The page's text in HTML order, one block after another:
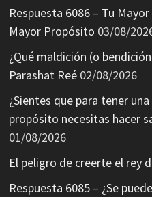
Respuesta 6086 – Tu
Mayor Propósito 03/08/
¿Qué maldición (o
Parashat Reé 02/08/2026
¿Sientes que para tener
propósito necesitas hacer
01/08/2026
El peligro de creerte el rey
Respuesta 6085 – ¿Se